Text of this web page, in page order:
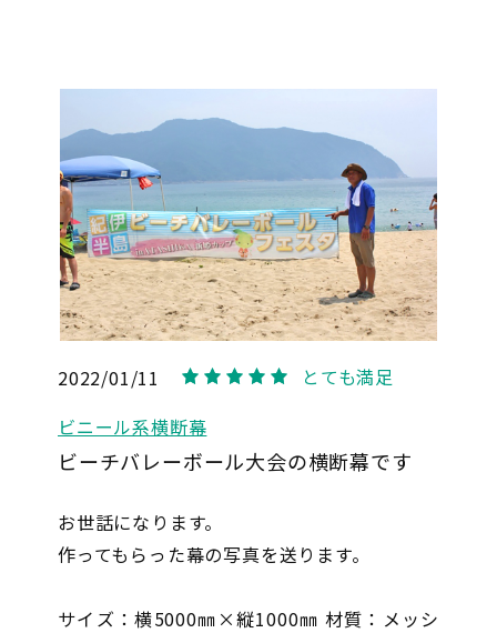
2022/01/11
とても満足
ビニール系横断幕
ビーチバレーボール大会の横断幕です
お世話になります。
作ってもらった幕の写真を送ります。
サイズ：横5000㎜×縦1000㎜ 材質：メッシ